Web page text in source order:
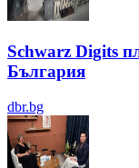
Schwarz Digits
България
dbr.bg